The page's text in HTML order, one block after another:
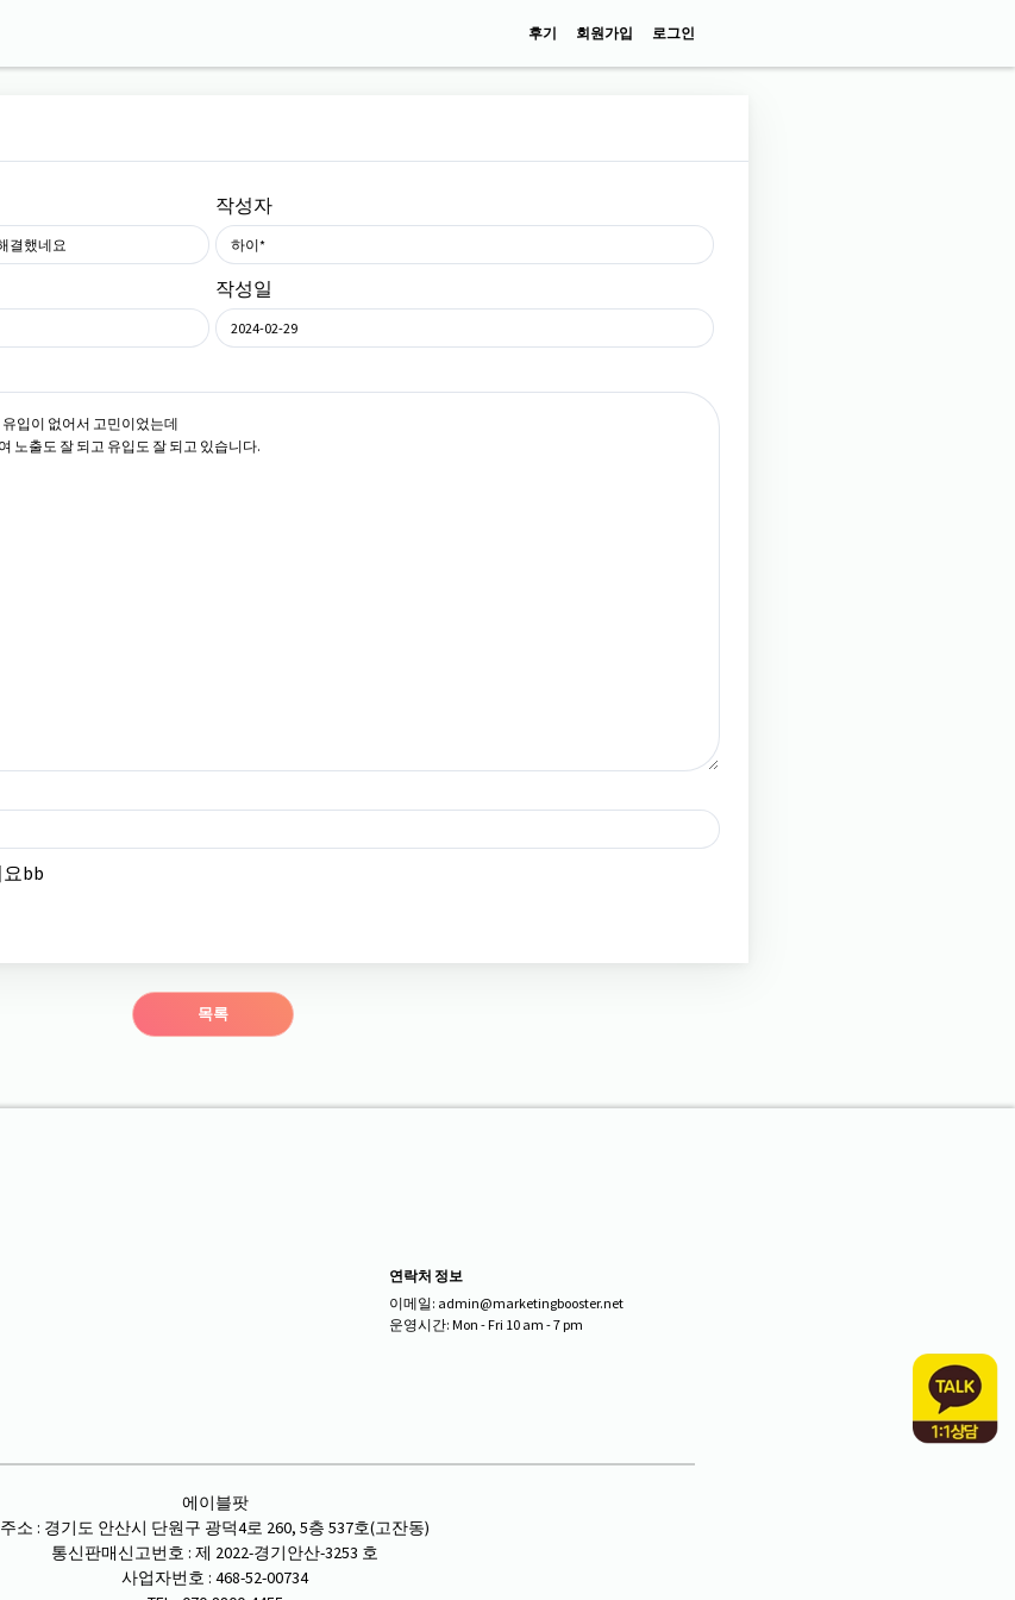
후기 회원가입 로그인
결했네요
작성자
하이*
작성일
2024-02-29
bb
목록
연락처 정보
이메일: admin@marketingbooster.net
운영시간: Mon - Fri 10 am - 7 pm
에이블팟
주소 : 경기도 안산시 단원구 광덕4로 260, 5층 537호(고잔동)
통신판매신고번호 : 제 2022-경기안산-3253 호
사업자번호 : 468-52-00734